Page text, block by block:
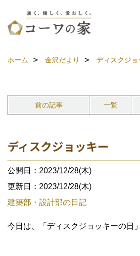
ホーム 金沢だより ディスクジョ
前の記事 一覧
ディスクジョッキー
公開日：2023/12/28(木)
更新日：2023/12/28(木)
建築部・設計部の日記
今日は、「ディスクジョッキーの日